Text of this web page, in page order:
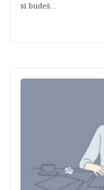
si budeš…